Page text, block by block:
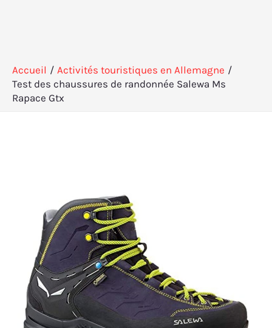
Accueil
Activités touristiques en Allemagne
Test des chaussures de randonnée Salewa Ms
Rapace Gtx